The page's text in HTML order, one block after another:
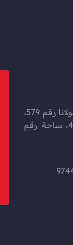
حزم المرخية، شارع بوغولانا رقم 579،
منطقة رقم 67 مبنى 46، ساحة رقم